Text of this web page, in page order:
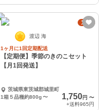
定期
渡辺 海
1ヶ月に1回定期配送
【定期便】季節のきのこセット
【月1回発送】
茨城県東茨城郡城里町
1箱５品種約800g 〜 1,750円 〜
+送料965円